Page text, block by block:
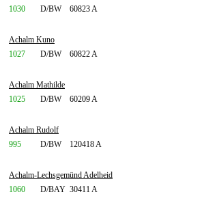
1030
D/BW 60823 A
Achalm Kuno
1027
D/BW 60822 A
Achalm Mathilde
1025
D/BW 60209 A
Achalm Rudolf
995
D/BW 120418 A
Achalm-Lechsgemünd Adelheid
1060
D/BAY 30411 A